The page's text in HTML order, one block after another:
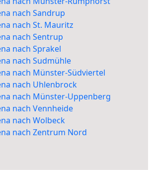
nach Sandrup
nach St. Mauritz
nach Sentrup
nach Sprakel
nach Sudmühle
nach Münster-Südviertel
nach Uhlenbrock
nach Münster-Uppenberg
nach Vennheide
nach Wolbeck
nach Zentrum Nord